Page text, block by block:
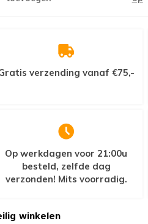
verzending vanaf €75,-
Op werkdagen voor 21:00u
besteld, zelfde dag
verzonden! Mits voorradig.
winkelen